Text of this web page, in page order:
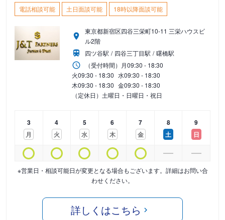
電話相談可能 土日面談可能 18時以降面談可能
東京都新宿区四谷三栄町10-11 三栄ハウスビ
ル2階
四ツ谷駅
四谷三丁目駅
曙橋駅
（受付時間） 月09:30 - 18:30
火09:30 - 18:30 水09:30 - 18:30
木09:30 - 18:30 金09:30 - 18:30
（定休日）土曜日・日曜日・祝日
3
月
4
火
5
水
6
木
7
金
8
土
9
日
※営業日・相談可能日が変更となる場合もございます。詳細はお問い合
わせください。
詳しくはこちら